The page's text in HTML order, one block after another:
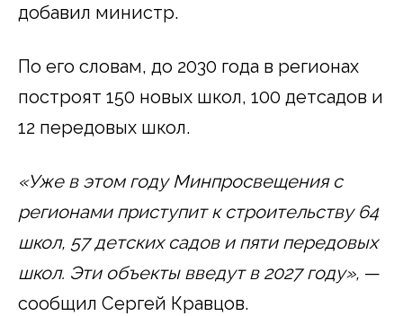
добавил министр.
По его словам, до 2030 года в регионах
построят 150 новых школ, 100 детсадов и
12 передовых школ.
«Уже в этом году Минпросвещения с
регионами приступит к строительству 64
школ, 57 детских садов и пяти передовых
школ. Эти объекты введут в 2027 году», —
сообщил Сергей Кравцов.